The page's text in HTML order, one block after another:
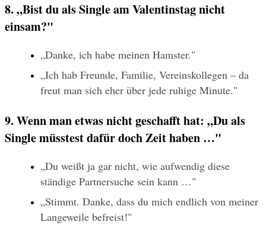
8. „Bist du als Single am Valentinstag nicht
einsam?"
„Danke, ich habe meinen Hamster."
„Ich hab Freunde, Familie, Vereinskollegen – da
freut man sich eher über jede ruhige Minute."
9. Wenn man etwas nicht geschafft hat: „Du als
Single müsstest dafür doch Zeit haben …"
„Du weißt ja gar nicht, wie aufwendig diese
ständige Partnersuche sein kann …"
„Stimmt. Danke, dass du mich endlich von meiner
Langeweile befreist!"